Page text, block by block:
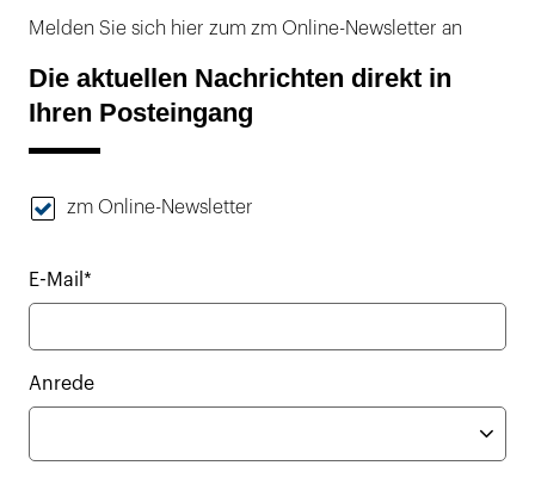
Melden Sie sich hier zum zm Online-Newsletter an
Die aktuellen Nachrichten direkt in
Ihren Posteingang
zm Online-Newsletter
E-Mail*
Anrede